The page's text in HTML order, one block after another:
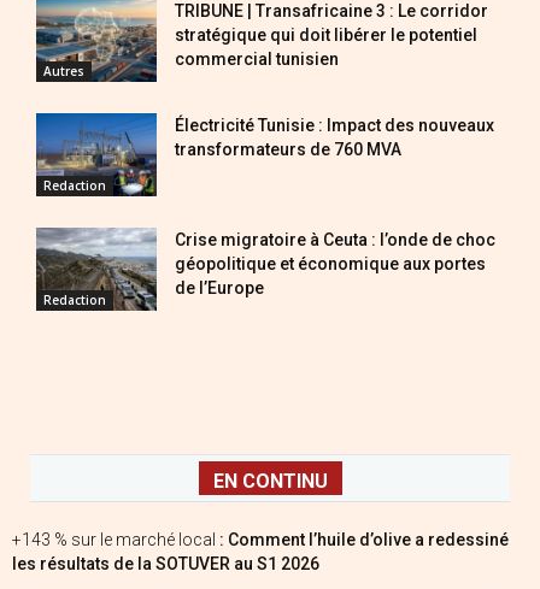
Autres
TRIBUNE | Transafricaine 3 : Le corridor
stratégique qui doit libérer le potentiel
commercial tunisien
Redaction
Électricité Tunisie : Impact des nouveaux
transformateurs de 760 MVA
Redaction
Crise migratoire à Ceuta : l’onde de choc
géopolitique et économique aux portes
de l’Europe
EN CONTINU
+143 % sur le marché local : Comment l’huile d’olive a redessiné
les résultats de la SOTUVER au S1 2026